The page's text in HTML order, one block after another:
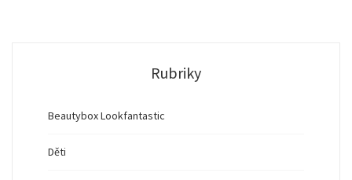
Rubriky
Beautybox Lookfantastic
Děti